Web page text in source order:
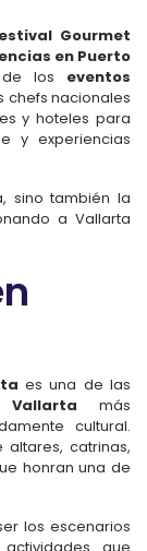
Gourmet
en Puerto
los eventos
chefs nacionales
y hoteles para
y experiencias
sino también la
a Vallarta
es una de las
más
cultural.
catrinas,
honran una de
los escenarios
que